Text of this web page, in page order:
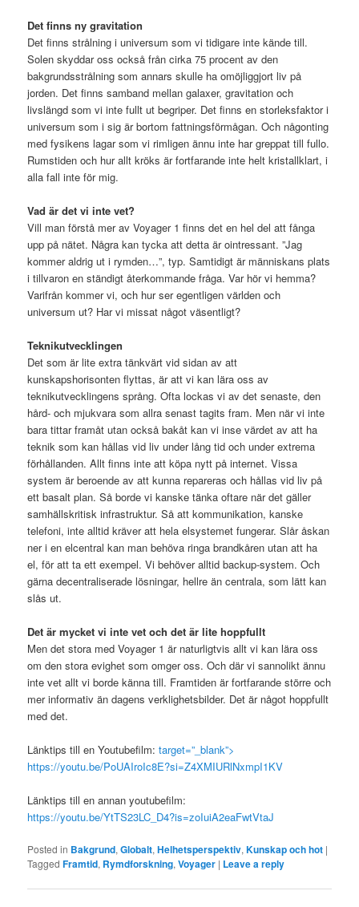
Det finns ny gravitation
Det finns strålning i universum som vi tidigare inte kände till.
Solen skyddar oss också från cirka 75 procent av den
bakgrundsstrålning som annars skulle ha omöjliggjort liv på
jorden. Det finns samband mellan galaxer, gravitation och
livslängd som vi inte fullt ut begriper. Det finns en storleksfaktor i
universum som i sig är bortom fattningsförmågan. Och någonting
med fysikens lagar som vi rimligen ännu inte har greppat till fullo.
Rumstiden och hur allt kröks är fortfarande inte helt kristallklart, i
alla fall inte för mig.
Vad är det vi inte vet?
Vill man förstå mer av Voyager 1 finns det en hel del att fånga
upp på nätet. Några kan tycka att detta är ointressant. ”Jag
kommer aldrig ut i rymden…”, typ. Samtidigt är människans plats
i tillvaron en ständigt återkommande fråga. Var hör vi hemma?
Varifrån kommer vi, och hur ser egentligen världen och
universum ut? Har vi missat något väsentligt?
Teknikutvecklingen
Det som är lite extra tänkvärt vid sidan av att
kunskapshorisonten flyttas, är att vi kan lära oss av
teknikutvecklingens språng. Ofta lockas vi av det senaste, den
hård- och mjukvara som allra senast tagits fram. Men när vi inte
bara tittar framåt utan också bakåt kan vi inse värdet av att ha
teknik som kan hållas vid liv under lång tid och under extrema
förhållanden. Allt finns inte att köpa nytt på internet. Vissa
system är beroende av att kunna repareras och hållas vid liv på
ett basalt plan. Så borde vi kanske tänka oftare när det gäller
samhällskritisk infrastruktur. Så att kommunikation, kanske
telefoni, inte alltid kräver att hela elsystemet fungerar. Slår åskan
ner i en elcentral kan man behöva ringa brandkåren utan att ha
el, för att ta ett exempel. Vi behöver alltid backup-system. Och
gärna decentraliserade lösningar, hellre än centrala, som lätt kan
slås ut.
Det är mycket vi inte vet och det är lite hoppfullt
Men det stora med Voyager 1 är naturligtvis allt vi kan lära oss
om den stora evighet som omger oss. Och där vi sannolikt ännu
inte vet allt vi borde känna till. Framtiden är fortfarande större och
mer informativ än dagens verklighetsbilder. Det är något hoppfullt
med det.
Länktips till en Youtubefilm:target=”_blank”>
https://youtu.be/PoUAIroIc8E?si=Z4XMIURlNxmpI1KV
Länktips till en annan youtubefilm:
https://youtu.be/YtTS23LC_D4?is=zoIuiA2eaFwtVtaJ
Posted in Bakgrund,Globalt,Helhetsperspektiv,Kunskap och hot |
Tagged Framtid, Rymdforskning,Voyager | Leave a reply